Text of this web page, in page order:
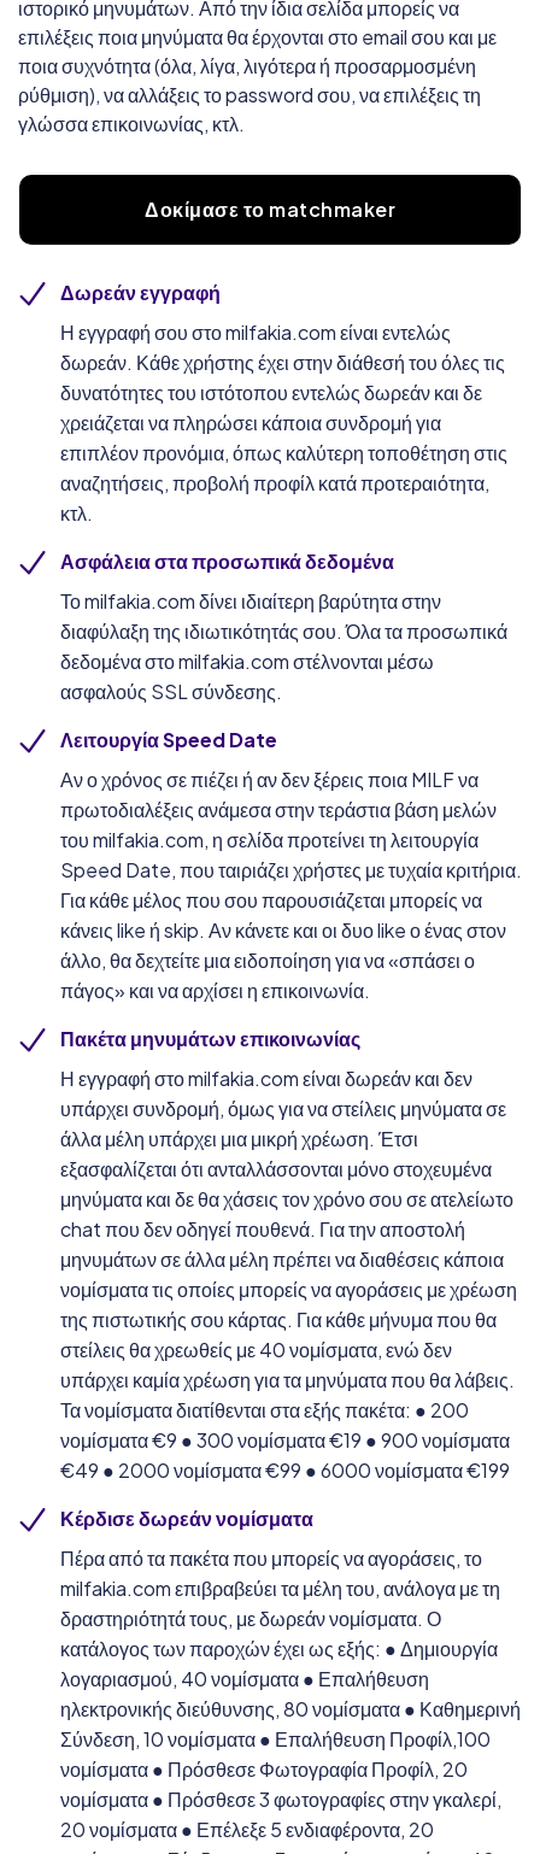
ιστορικό μηνυμάτων. Από την ίδια σελίδα μπορείς να
επιλέξεις ποια μηνύματα θα έρχονται στο email σου και με
ποια συχνότητα (όλα, λίγα, λιγότερα ή προσαρμοσμένη
ρύθμιση), να αλλάξεις το password σου, να επιλέξεις τη
γλώσσα επικοινωνίας, κτλ.
Δοκίμασε το matchmaker
Δωρεάν εγγραφή
Η εγγραφή σου στο milfakia.com είναι εντελώς
δωρεάν. Κάθε χρήστης έχει στην διάθεσή του όλες τις
δυνατότητες του ιστότοπου εντελώς δωρεάν και δε
χρειάζεται να πληρώσει κάποια συνδρομή για
επιπλέον προνόμια, όπως καλύτερη τοποθέτηση στις
αναζητήσεις, προβολή προφίλ κατά προτεραιότητα,
κτλ.
Ασφάλεια στα προσωπικά δεδομένα
Το milfakia.com δίνει ιδιαίτερη βαρύτητα στην
διαφύλαξη της ιδιωτικότητάς σου. Όλα τα προσωπικά
δεδομένα στο milfakia.com στέλνονται μέσω
ασφαλούς SSL σύνδεσης.
Λειτουργία Speed Date
Αν ο χρόνος σε πιέζει ή αν δεν ξέρεις ποια MILF να
πρωτοδιαλέξεις ανάμεσα στην τεράστια βάση μελών
του milfakia.com, η σελίδα προτείνει τη λειτουργία
Speed Date, που ταιριάζει χρήστες με τυχαία κριτήρια.
Για κάθε μέλος που σου παρουσιάζεται μπορείς να
κάνεις like ή skip. Αν κάνετε και οι δυο like ο ένας στον
άλλο, θα δεχτείτε μια ειδοποίηση για να «σπάσει ο
πάγος» και να αρχίσει η επικοινωνία.
Πακέτα μηνυμάτων επικοινωνίας
Η εγγραφή στο milfakia.com είναι δωρεάν και δεν
υπάρχει συνδρομή, όμως για να στείλεις μηνύματα σε
άλλα μέλη υπάρχει μια μικρή χρέωση. Έτσι
εξασφαλίζεται ότι ανταλλάσσονται μόνο στοχευμένα
μηνύματα και δε θα χάσεις τον χρόνο σου σε ατελείωτο
chat που δεν οδηγεί πουθενά. Για την αποστολή
μηνυμάτων σε άλλα μέλη πρέπει να διαθέσεις κάποια
νομίσματα τις οποίες μπορείς να αγοράσεις με χρέωση
της πιστωτικής σου κάρτας. Για κάθε μήνυμα που θα
στείλεις θα χρεωθείς με 40 νομίσματα, ενώ δεν
υπάρχει καμία χρέωση για τα μηνύματα που θα λάβεις.
Τα νομίσματα διατίθενται στα εξής πακέτα: ● 200
νομίσματα €9 ● 300 νομίσματα €19 ● 900 νομίσματα
€49 ● 2000 νομίσματα €99 ● 6000 νομίσματα €199
Κέρδισε δωρεάν νομίσματα
Πέρα από τα πακέτα που μπορείς να αγοράσεις, το
milfakia.com επιβραβεύει τα μέλη του, ανάλογα με τη
δραστηριότητά τους, με δωρεάν νομίσματα. Ο
κατάλογος των παροχών έχει ως εξής: ● Δημιουργία
λογαριασμού, 40 νομίσματα ● Επαλήθευση
ηλεκτρονικής διεύθυνσης, 80 νομίσματα ● Καθημερινή
Σύνδεση, 10 νομίσματα ● Επαλήθευση Προφίλ,100
νομίσματα ● Πρόσθεσε Φωτογραφία Προφίλ, 20
νομίσματα ● Πρόσθεσε 3 φωτογραφίες στην γκαλερί,
20 νομίσματα ● Επέλεξε 5 ενδιαφέροντα, 20